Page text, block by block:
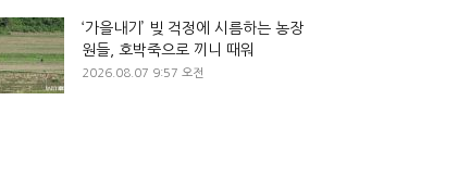
‘가을내기’ 빚 걱정에 시름하는 농장
원들, 호박죽으로 끼니 때워
2026.08.07 9:57 오전